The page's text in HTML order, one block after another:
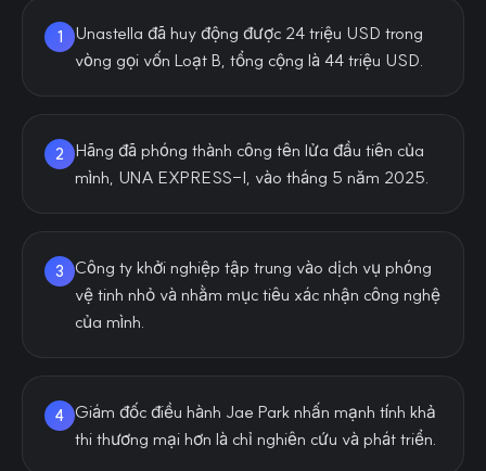
1
Unastella đã huy động được 24 triệu USD trong
vòng gọi vốn Loạt B, tổng cộng là 44 triệu USD.
2
Hãng đã phóng thành công tên lửa đầu tiên của
mình, UNA EXPRESS-I, vào tháng 5 năm 2025.
3
Công ty khởi nghiệp tập trung vào dịch vụ phóng
vệ tinh nhỏ và nhằm mục tiêu xác nhận công nghệ
của mình.
4
Giám đốc điều hành Jae Park nhấn mạnh tính khả
thi thương mại hơn là chỉ nghiên cứu và phát triển.